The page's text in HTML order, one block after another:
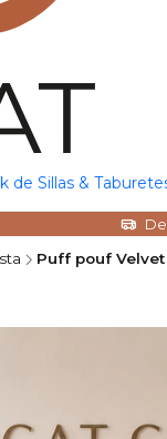
de Sillas &
Puff pouf